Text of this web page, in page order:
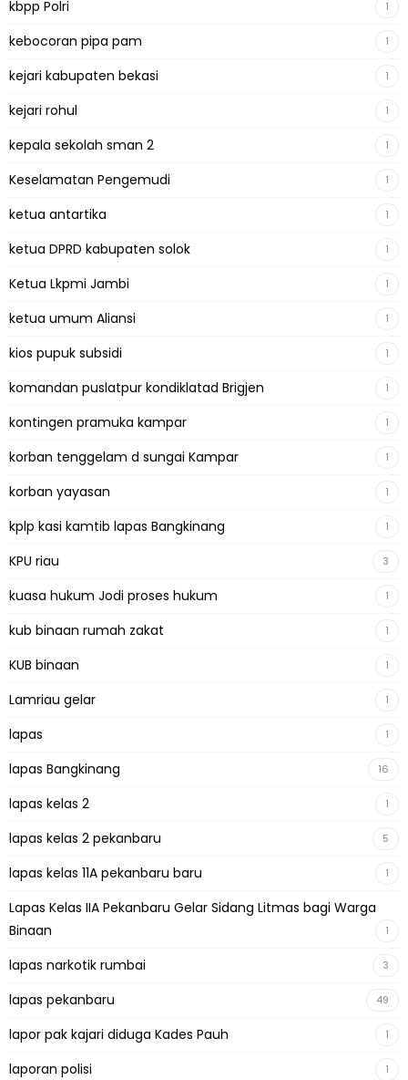
kbpp Polri 1
kebocoran pipa pam 1
kejari kabupaten bekasi 1
kejari rohul 1
kepala sekolah sman 2 1
Keselamatan Pengemudi 1
ketua antartika 1
ketua DPRD kabupaten solok 1
Ketua Lkpmi Jambi 1
ketua umum Aliansi 1
kios pupuk subsidi 1
komandan puslatpur kondiklatad Brigjen 1
kontingen pramuka kampar 1
korban tenggelam d sungai Kampar 1
korban yayasan 1
kplp kasi kamtib lapas Bangkinang 1
KPU riau 3
kuasa hukum Jodi proses hukum 1
kub binaan rumah zakat 1
KUB binaan 1
Lamriau gelar 1
lapas 1
lapas Bangkinang 16
lapas kelas 2 1
lapas kelas 2 pekanbaru 5
lapas kelas 11A pekanbaru baru 1
Lapas Kelas IIA Pekanbaru Gelar Sidang Litmas bagi Warga
Binaan
1
lapas narkotik rumbai 3
lapas pekanbaru 49
lapor pak kajari diduga Kades Pauh 1
laporan polisi 1